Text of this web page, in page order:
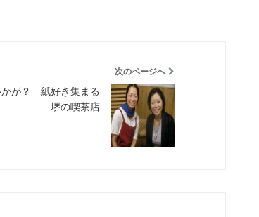
次のページへ
かが？ 紙好き集まる
堺の喫茶店